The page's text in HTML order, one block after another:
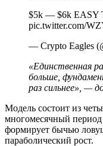
$5k — $6k EASY
pic.twitter.com/
— Crypto Eagles
«Единственная
больше,
раз сильнее», —
Модель состоит из
многомесячный период
формирует бычью
параболический рост.